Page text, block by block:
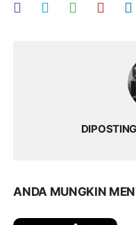
ANDA MUNGKIN